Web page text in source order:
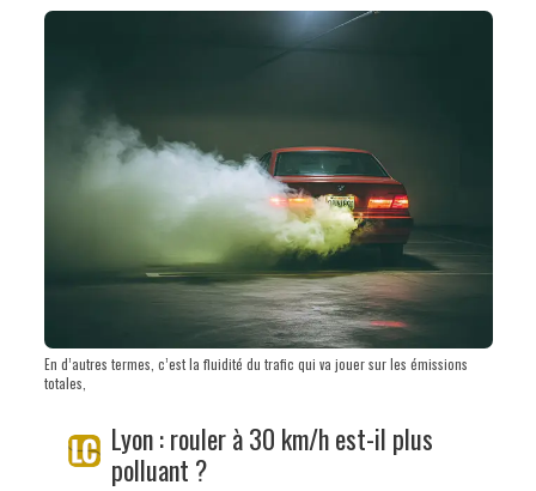
En d’autres termes, c’est la fluidité du trafic qui va jouer sur les émissions
totales,
Lyon : rouler à 30 km/h est-il plus
polluant ?